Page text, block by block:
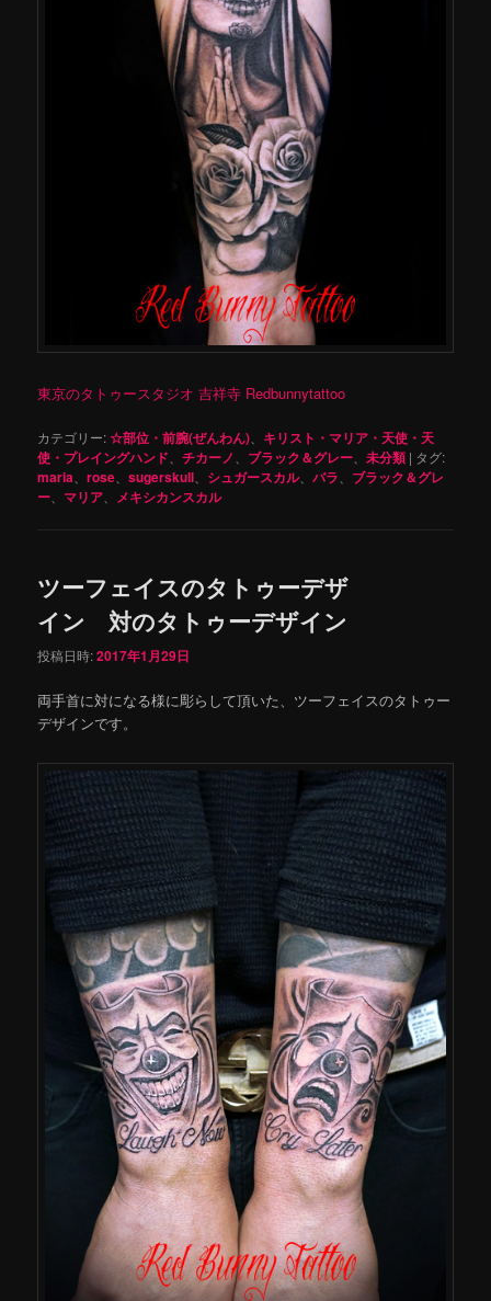
東京のタトゥースタジオ 吉祥寺 Redbunnytattoo
カテゴリー:☆部位・前腕(ぜんわん)
キリスト・マリア・天使・天
使・プレイングハンド 、チカーノ ブラック＆グレー 、未分類 | タグ:
maria 、rose 、sugerskull シュガースカル、バラ
ブラック＆グレ
ー
マリア メキシカンスカル
ツーフェイスのタトゥーデザ
イン 対のタトゥーデザイン
投稿日時:2017年1月29日
両手首に対になる様に彫らして頂いた、ツーフェイスのタトゥー
デザインです。